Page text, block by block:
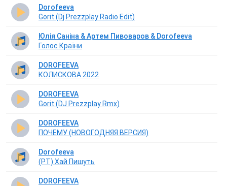
Dorofeeva
Gorit (Dj Prezzplay Radio Edit)
Юлія Саніна & Артем Пивоваров & Dorofeeva
Голос Країни
DOROFEEVA
КОЛИСКОВА 2022
DOROFEEVA
Gorit (DJ Prezzplay Rmx)
DOROFEEVA
ПОЧЕМУ (НОВОГОДНЯЯ ВЕРСИЯ)
Dorofeeva
(РТ) Хай Пишуть
DOROFEEVA